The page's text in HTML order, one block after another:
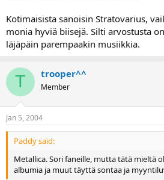
Kotimaisista sanoisin Stratovarius,
monia hyviä biisejä. Silti arvostusta
läjäpäin parempaakin musiikkia.
T trooper^^
Member
Jan 5, 2004
Paddy said:
Metallica. Sori faneille, mutta tätä mieltä
albumia ja muut täyttä sontaa ja